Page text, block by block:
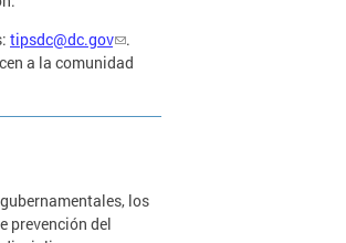
tipsdc@dc.gov
.
a la comunidad
los
prevención del